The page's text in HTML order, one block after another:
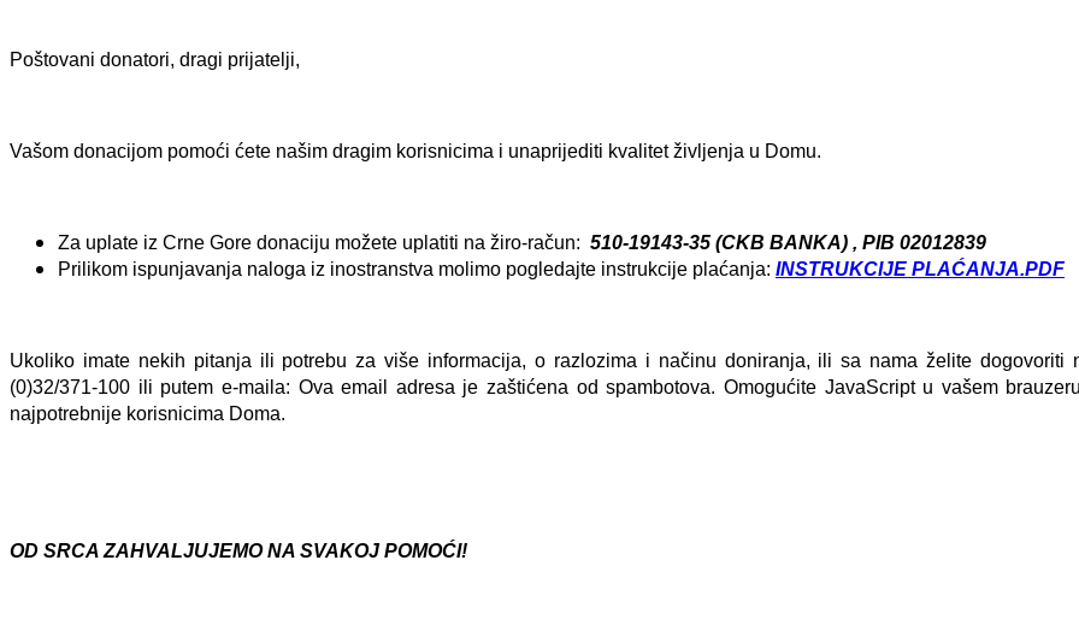
Poštovani donatori, dragi prijatelji,
Vašom donacijom pomoći ćete našim dragim korisnicima i unaprijediti kvalitet življenja u Domu.
Za uplate iz Crne Gore donaciju možete uplatiti na žiro-račun: 510-19143-35 (CKB BANKA) , PIB 02012839
Prilikom ispunjavanja naloga iz inostranstva molimo pogledajte instrukcije plaćanja: INSTRUKCIJE PLAĆANJA.PDF
Ukoliko imate nekih pitanja ili potrebu za više informacija, o razlozima i načinu doniranja, ili sa nama želite dogovoriti
(0)32/371-100 ili putem e-maila: Ova email adresa je zaštićena od spambotova. Omogućite JavaScript u vašem
najpotrebnije korisnicima Doma.
OD SRCA ZAHVALJUJEMO NA SVAKOJ POMOĆI!